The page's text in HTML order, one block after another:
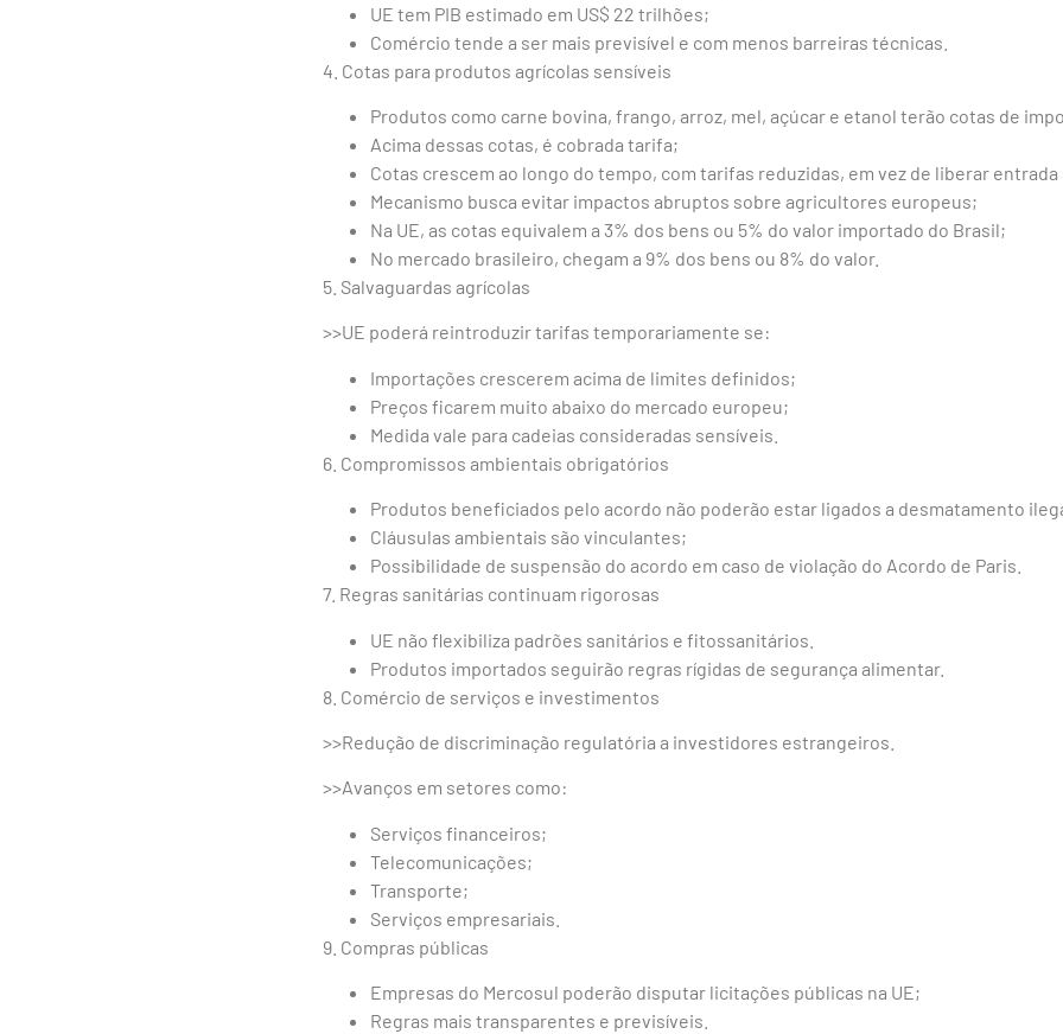
UE tem PIB estimado em US$ 22 trilhões;
Comércio tende a ser mais previsível e com menos barreiras técnicas.
4. Cotas para produtos agrícolas sensíveis
Produtos como carne bovina, frango, arroz, mel, açúcar e etanol terão cotas de
Acima dessas cotas, é cobrada tarifa;
Cotas crescem ao longo do tempo, com tarifas reduzidas, em vez de liberar
Mecanismo busca evitar impactos abruptos sobre agricultores europeus;
Na UE, as cotas equivalem a 3% dos bens ou 5% do valor importado do Brasil;
No mercado brasileiro, chegam a 9% dos bens ou 8% do valor.
5. Salvaguardas agrícolas
>>UE poderá reintroduzir tarifas temporariamente se:
Importações crescerem acima de limites definidos;
Preços ficarem muito abaixo do mercado europeu;
Medida vale para cadeias consideradas sensíveis.
6. Compromissos ambientais obrigatórios
Produtos beneficiados pelo acordo não poderão estar ligados a desmatamento
Cláusulas ambientais são vinculantes;
Possibilidade de suspensão do acordo em caso de violação do Acordo de Paris.
7. Regras sanitárias continuam rigorosas
UE não flexibiliza padrões sanitários e fitossanitários.
Produtos importados seguirão regras rígidas de segurança alimentar.
8. Comércio de serviços e investimentos
>>Redução de discriminação regulatória a investidores estrangeiros.
>>Avanços em setores como:
Serviços financeiros;
Telecomunicações;
Transporte;
Serviços empresariais.
9. Compras públicas
Empresas do Mercosul poderão disputar licitações públicas na UE;
Regras mais transparentes e previsíveis.